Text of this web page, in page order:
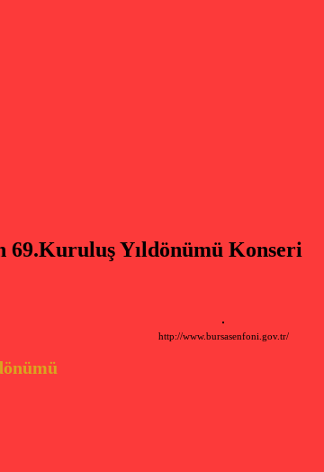
69.Kuruluş Yıldönümü Konseri
http://www.bursasenfoni.gov.tr/